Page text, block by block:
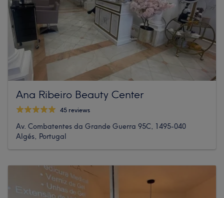
Ana Ribeiro Beauty Center
45 reviews
Av. Combatentes da Grande Guerra 95C, 1495-040
Algés, Portugal